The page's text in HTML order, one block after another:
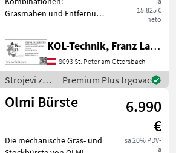
15.825 €
neto
Grasmähen und Entfernung
Weinbau und Obstbau, mit
neuem System Happy
Plant, die Weinstöcke,
Weinreben oder Apfel
Pflanzen werde
KOL-Technik, Franz Lampl-Küssner
8093 St. Peter am Ottersbach
Strojevi za
vinogradarstvo
/ Olmi
Premium Plus trgovac
Olmi Bürste
6.990
€
sa 20% PDV-
a
Die mechanische Gras- und